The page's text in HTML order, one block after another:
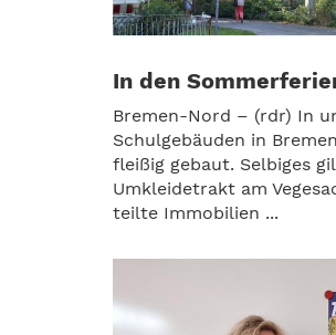
In den
Bremen-Nord – (rdr) In
Schulgebäuden in
fleißig gebaut. Selbiges
Umkleidetrakt am
teilte Immobilien ...